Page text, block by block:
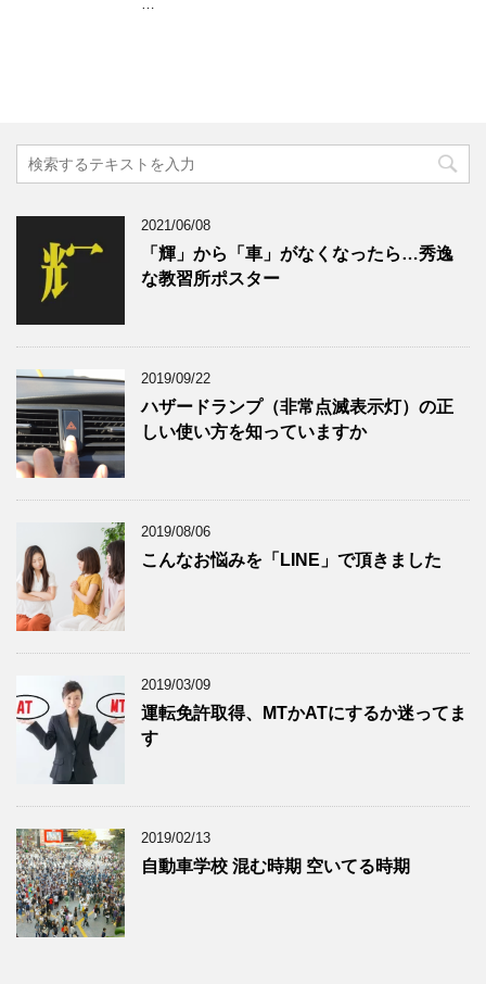
2021/06/08
「輝」から「車」がなくなったら…秀逸
な教習所ポスター
2019/09/22
ハザードランプ（非常点滅表示灯）の正
しい使い方を知っていますか
2019/08/06
こんなお悩みを「LINE」で頂きました
2019/03/09
運転免許取得、MTかATにするか迷ってま
す
2019/02/13
自動車学校 混む時期 空いてる時期